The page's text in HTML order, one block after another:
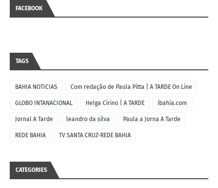
FACEBOOK
TAGS
BAHIA NOTICIAS Com redação de Paula Pitta | A TARDE On Line
GLOBO INTANACIONAL Helga Cirino | A TARDE ibahia.com
Jornal A Tarde leandro da silva Paula a Jorna A Tarde
REDE BAHIA TV SANTA CRUZ-REDE BAHIA
CATEGORIES